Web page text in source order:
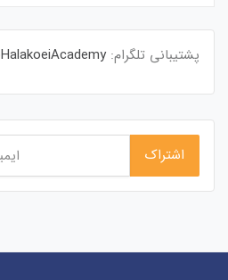
پشتیبانی تلگرام: HalakoeiAcademy@